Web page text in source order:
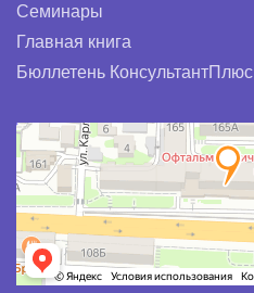
Семинары
Главная книга
Бюллетень КонсультантПлюс